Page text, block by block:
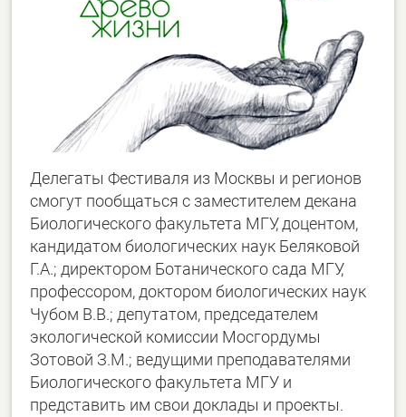
Делегаты Фестиваля из Москвы и регионов
смогут пообщаться с заместителем декана
Биологического факультета МГУ, доцентом,
кандидатом биологических наук Беляковой
Г.А.; директором Ботанического сада МГУ,
профессором, доктором биологических наук
Чубом В.В.; депутатом, председателем
экологической комиссии Мосгордумы
Зотовой З.М.; ведущими преподавателями
Биологического факультета МГУ и
представить им свои доклады и проекты.